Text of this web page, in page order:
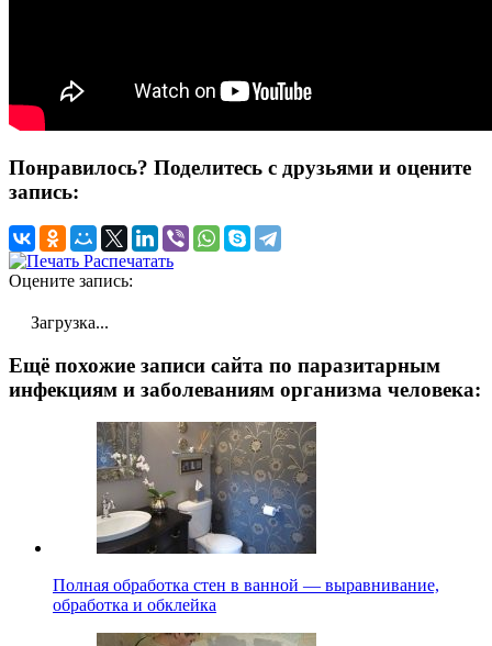
Понравилось? Поделитесь с друзьями и оцените
запись:
Распечатать
Оцените запись:
Загрузка...
Ещё похожие записи сайта по паразитарным
инфекциям и заболеваниям организма человека:
Полная обработка стен в ванной — выравнивание,
обработка и обклейка